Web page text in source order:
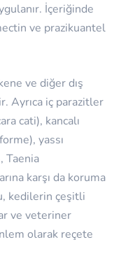
İçeriğinde
ve prazikuantel
ve diğer dış
Ayrıca iç parazitler
cati), kancalı
yassı
Taenia
karşı da koruma
kedilerin çeşitli
ve veteriner
olarak reçete